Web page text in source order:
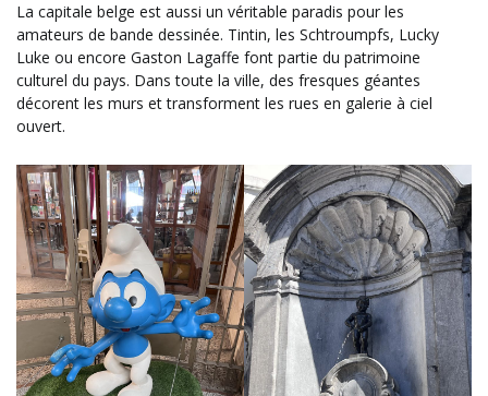
La capitale belge est aussi un véritable paradis pour les
amateurs de bande dessinée. Tintin, les Schtroumpfs, Lucky
Luke ou encore Gaston Lagaffe font partie du patrimoine
culturel du pays. Dans toute la ville, des fresques géantes
décorent les murs et transforment les rues en galerie à ciel
ouvert.